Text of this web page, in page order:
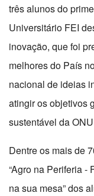
três alunos do
Universitário FEI
inovação, que foi
melhores do País
nacional de ideias
atingir os objetivos
sustentável da
Dentre os mais de
“Agro na Periferia -
na sua mesa” dos